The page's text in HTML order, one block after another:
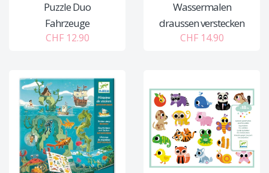
Puzzle Duo
Fahrzeuge
CHF 12.90
Wassermalen
draussen verstecken
CHF 14.90